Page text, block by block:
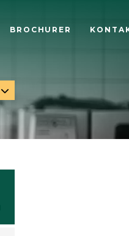
BROCHURER